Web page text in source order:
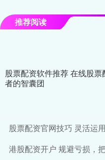
推荐阅读
股票配资软件推荐 在线股
者的智囊团
股票配资官网技巧 灵活运
港股配资开户 规避亏损，